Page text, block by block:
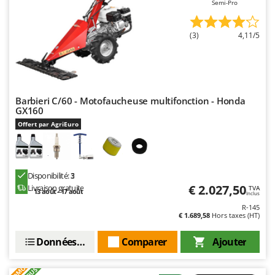
Mastercook
Masterpro
McCulloch
MCH
Michelin
Mille
Minox
Mockmill
More than chef
MOSA
MTD
Semi-Pro
(3) 4,11/5
Barbieri C/60 - Motofaucheuse multifonction - Honda
GX160
Offert par AgriEuro
Disponibilité:3
Livraison gratuite
13 août - 17 août € 2.027,50 TVA
Inclus
R-145
€ 1.689,58 Hors taxes (HT)
Ajouter
Comparer
Données techniques